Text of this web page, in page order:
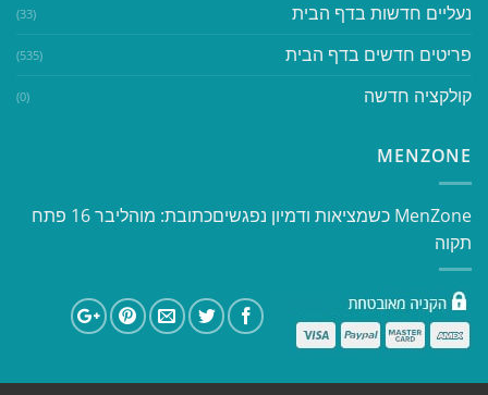
נעליים חדשות בדף הבית (33)
פריטים חדשים בדף הבית (535)
קולקציה חדשה (0)
MENZONE
​​MenZone כשמציאות ודמיון נפגשים​ כתובת: מוהליבר 16 פתח
תקוה